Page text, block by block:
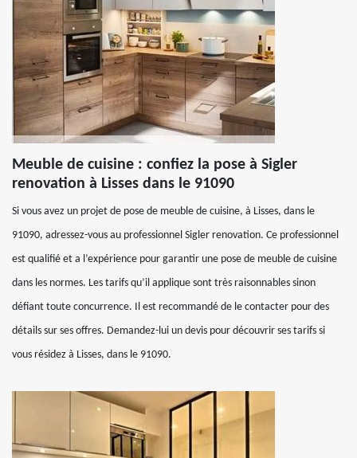
Meuble de cuisine : confiez la pose à Sigler
renovation à Lisses dans le 91090
Si vous avez un projet de pose de meuble de cuisine, à Lisses, dans le
91090, adressez-vous au professionnel Sigler renovation. Ce professionnel
est qualifié et a l’expérience pour garantir une pose de meuble de cuisine
dans les normes. Les tarifs qu’il applique sont très raisonnables sinon
défiant toute concurrence. Il est recommandé de le contacter pour des
détails sur ses offres. Demandez-lui un devis pour découvrir ses tarifs si
vous résidez à Lisses, dans le 91090.